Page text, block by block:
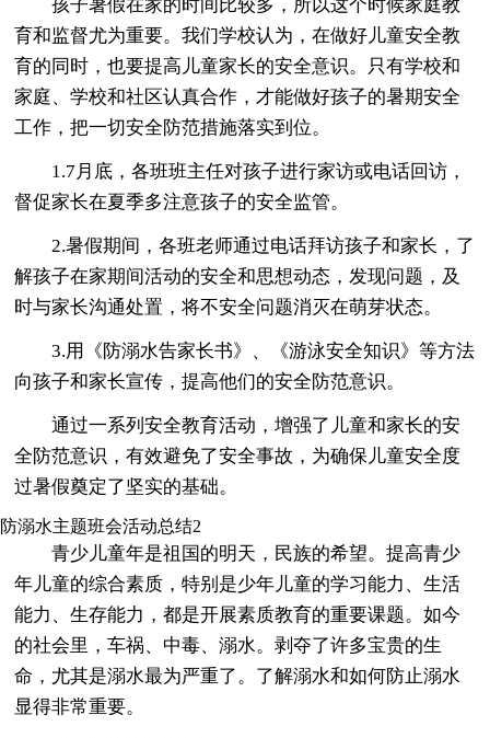
孩子暑假在家的时间比较多，所以这个时候家庭教
育和监督尤为重要。我们学校认为，在做好儿童安全教
育的同时，也要提高儿童家长的安全意识。只有学校和
家庭、学校和社区认真合作，才能做好孩子的暑期安全
工作，把一切安全防范措施落实到位。
1.7月底，各班班主任对孩子进行家访或电话回访，
督促家长在夏季多注意孩子的安全监管。
2.暑假期间，各班老师通过电话拜访孩子和家长，了
解孩子在家期间活动的安全和思想动态，发现问题，及
时与家长沟通处置，将不安全问题消灭在萌芽状态。
3.用《防溺水告家长书》、《游泳安全知识》等方法
向孩子和家长宣传，提高他们的安全防范意识。
通过一系列安全教育活动，增强了儿童和家长的安
全防范意识，有效避免了安全事故，为确保儿童安全度
过暑假奠定了坚实的基础。
防溺水主题班会活动总结2
青少儿童年是祖国的明天，民族的希望。提高青少
年儿童的综合素质，特别是少年儿童的学习能力、生活
能力、生存能力，都是开展素质教育的重要课题。如今
的社会里，车祸、中毒、溺水。剥夺了许多宝贵的生
命，尤其是溺水最为严重了。了解溺水和如何防止溺水
显得非常重要。